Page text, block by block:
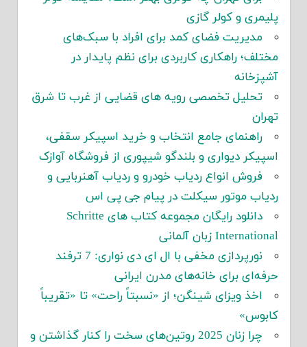
پلیمری و کولر گازی
مدیریت فضای کمد برای افراد با سبک‌های
مختلف؛ راهکاری کاربردی برای نظم پایدار در
آشپزخانه
تحلیل تخصصی رویه های قضایی از غرب تا شرق
تهران
راهنمای جامع انتخاب و خرید اسپیکر سقفی،
اسپیکر دیواری و بلندگو شیپوری از فروشگاه آوازک
فروش انواع ردیاب خودرو و ردیاب آهنربایی و
ردیاب موتور سیکلت در پیام جی پی اس
دانلود رایگان مجموعه کتاب های Schritte
International زبان آلمانی
نورپردازی مخفی با ال ای دی نواری: 7 ترفند
حرفه‌ای برای خانه‌های مدرن ایرانی
اخذ ویزای شینگن؛ از «نسبتاً راحت» تا «تقریباً
کابوس»
چرا زنان 2025 روتین‌های سخت را کنار گذاشتن و